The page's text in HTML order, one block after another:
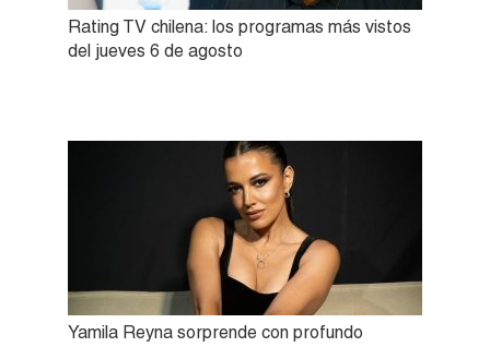
Rating TV chilena: los programas más vistos
del jueves 6 de agosto
Yamila Reyna sorprende con profundo